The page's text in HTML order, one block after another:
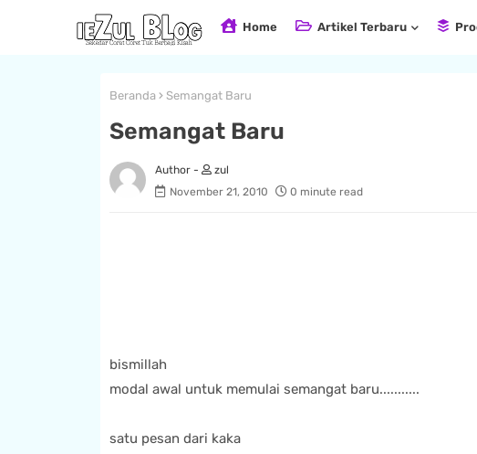
Home Artikel Terbaru
Beranda Semangat Baru
Semangat Baru
zul
November 21, 2010
0 minute read
bismillah
modal awal untuk memulai semangat baru...........
satu pesan dari kaka